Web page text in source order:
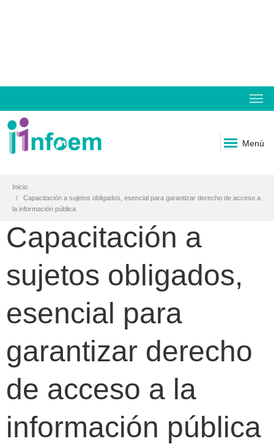
Menú
Inicio
Capacitación a sujetos obligados, esencial para garantizar derecho de acceso a
la información pública
Capacitación a
sujetos obligados,
esencial para
garantizar derecho
de acceso a la
información pública